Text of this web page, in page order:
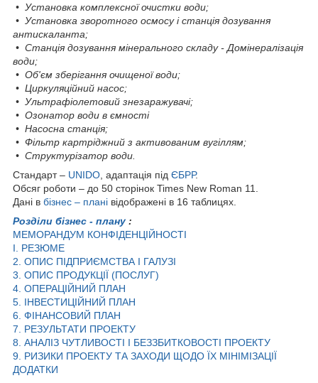
• Установка комплексної очистки води;
• Установка зворотного осмосу і станція дозування
антискаланта;
• Станція дозування мінерального складу - Домінералізація
води;
• Об'єм зберігання очищеної води;
• Циркуляційний насос;
• Ультрафіолетовий знезаражувачі;
• Озонатор води в ємності
• Насосна станція;
• Фільтр картріджний з активованим вугіллям;
• Структурізатор води.
Стандарт – UNIDO , адаптація під ЄБРР.
Обсяг роботи – до 50 сторінок Times New Roman 11.
Дані в бізнес – плані відображені в 16 таблицях.
Розділи бізнес - плану :
МЕМОРАНДУМ КОНФІДЕНЦІЙНОСТІ
I. РЕЗЮМЕ
2. ОПИС ПІДПРИЄМСТВА І ГАЛУЗІ
3. ОПИС ПРОДУКЦІЇ (ПОСЛУГ)
4. ОПЕРАЦІЙНИЙ ПЛАН
5. ІНВЕСТИЦІЙНИЙ ПЛАН
6. ФІНАНСОВИЙ ПЛАН
7. РЕЗУЛЬТАТИ ПРОЕКТУ
8. АНАЛІЗ ЧУТЛИВОСТІ І БЕЗЗБИТКОВОСТІ ПРОЕКТУ
9. РИЗИКИ ПРОЕКТУ ТА ЗАХОДИ ЩОДО ЇХ МІНІМІЗАЦІЇ
ДОДАТКИ